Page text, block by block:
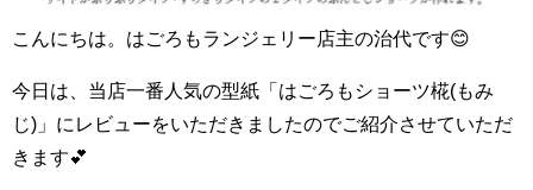
こんにちは。はごろもランジェリー店主の治代です😊
今日は、当店一番人気の型紙「はごろもショーツ椛(もみ
じ)」にレビューをいただきましたのでご紹介させていただ
きます💕